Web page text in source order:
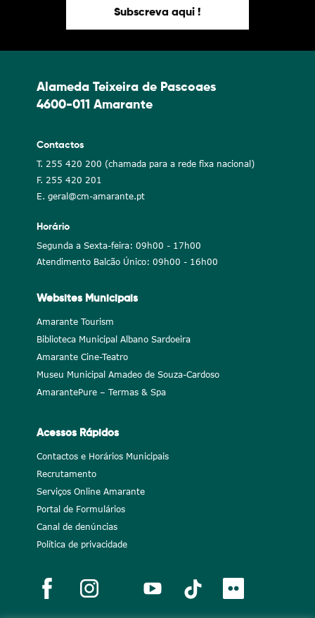
Subscreva aqui !
Alameda Teixeira de Pascoaes
4600-011 Amarante
Contactos
T. 255 420 200 (chamada para a rede fixa nacional)
F. 255 420 201
E. geral@cm-amarante.pt
Horário
Segunda a Sexta-feira: 09h00 - 17h00
Atendimento Balcão Único: 09h00 - 16h00
Websites Municipais
Amarante Tourism
Biblioteca Municipal Albano Sardoeira
Amarante Cine-Teatro
Museu Municipal Amadeo de Souza-Cardoso
AmarantePure – Termas & Spa
Acessos Rápidos
Contactos e Horários Municipais
Recrutamento
Serviços Online Amarante
Portal de Formulários
Canal de denúncias
Política de privacidade